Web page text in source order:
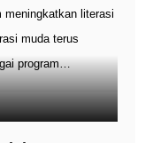
meningkatkan literasi
muda terus
program…